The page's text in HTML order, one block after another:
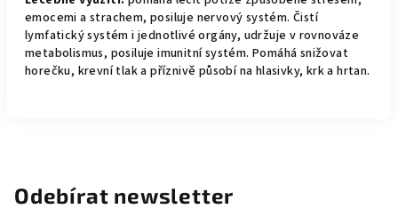
emocemi a strachem, posiluje nervový systém. Čistí
lymfatický systém i jednotlivé orgány, udržuje v rovnováze
metabolismus, posiluje imunitní systém. Pomáhá snižovat
horečku, krevní tlak a příznivě působí na hlasivky, krk a hrtan.
Odebírat newsletter